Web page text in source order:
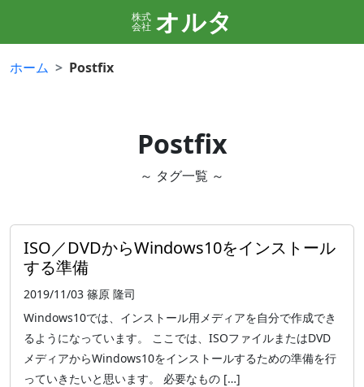
株式
会社 オルタ
ホーム Postfix
Postfix
～ タグ一覧 ～
ISO／DVDからWindows10をインストール
する準備
2019/11/03 篠原 隆司
Windows10では、インストール用メディアを自分で作成でき
るようになっています。 ここでは、ISOファイルまたはDVD
メディアからWindows10をインストールするための準備を行
っていきたいと思います。 必要なもの […]